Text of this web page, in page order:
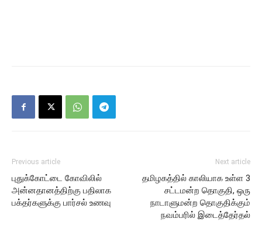
Previous article
புதுக்கோட்டை கோவிலில்
அன்னதானத்திற்கு பதிலாக
பக்தர்களுக்கு பார்சல் உணவு
Next article
தமிழகத்தில் காலியாக உள்ள 3
சட்டமன்ற தொகுதி, ஒரு
நாடாளுமன்ற தொகுதிக்கும்
நவம்பரில் இடைத்தேர்தல்